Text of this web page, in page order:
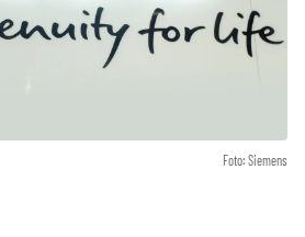
Foto: Siemens